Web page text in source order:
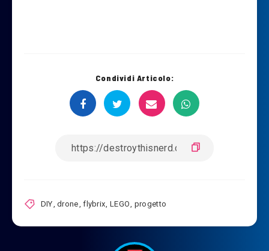
Condividi Articolo:
DIY,drone,flybrix, LEGO, progetto